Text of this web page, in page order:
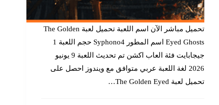
تحميل مباشر الآن اسم اللعبة تحميل لعبة The Golden
Eyed Ghosts اسم المطور Syphono4 حجم اللعبة 1
جيجابايت فئة العاب اكشن تم تحديث اللعبة 9 يونيو
2026 لغة اللعبة عربي متوافق مع ويندوز احصل على
تحميل لعبة The Golden Eyed…